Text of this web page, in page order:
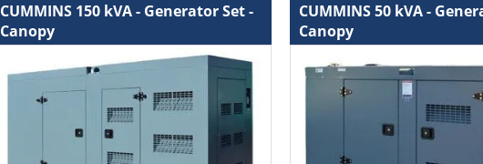
CUMMINS 150 kVA - Generator Set -
Canopy
CUMMINS 50 kVA -
Canopy